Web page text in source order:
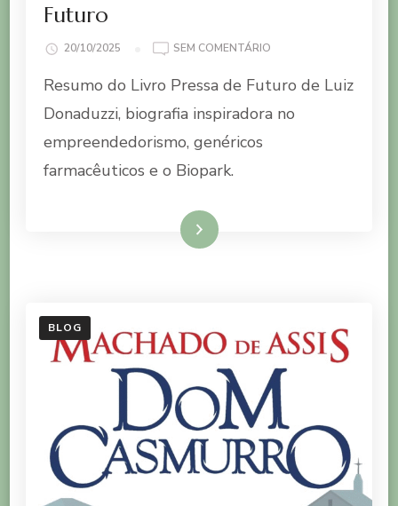
Futuro
20/10/2025 SEM COMENTÁRIO
DO
PRESSA
Resumo do Livro Pressa de Futuro de Luiz
Donaduzzi, biografia inspiradora no
empreendedorismo, genéricos
farmacêuticos e o Biopark.
Ler mais
BLOG